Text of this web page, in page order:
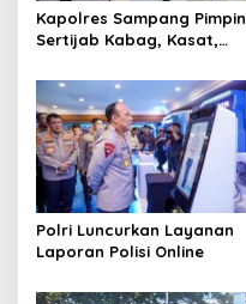
Kapolres Sampang Pimpin
Sertijab Kabag, Kasat,
Polri Luncurkan Layanan
Laporan Polisi Online